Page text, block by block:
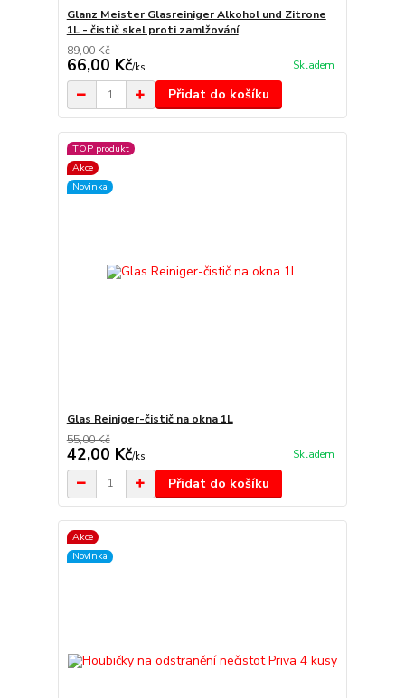
Glanz Meister Glasreiniger Alkohol und Zitrone
1L - čistič skel proti zamlžování
89,00 Kč
66,00 Kč/ks Skladem
Přidat do košíku
TOP produkt
Akce
Novinka
Glas Reiniger-čistič na okna 1L
55,00 Kč
42,00 Kč/ks Skladem
Přidat do košíku
Akce
Novinka